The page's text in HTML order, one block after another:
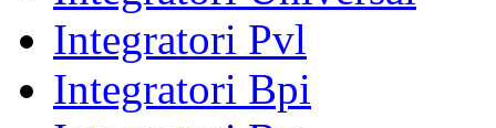
Integratori Pvl
Integratori Bpi